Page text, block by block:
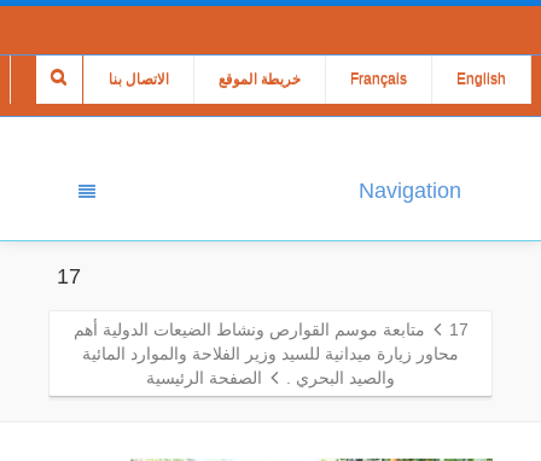
الاتصال بنا خريطة الموقع Français English
Navigation
17
17
متابعة موسم القوارص ونشاط الضيعات الدولية أهم
محاور زيارة ميدانية للسيد وزير الفلاحة والموارد المائية
والصيد البحري .
الصفحة الرئيسية